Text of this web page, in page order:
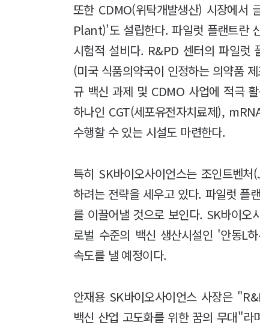
또한 CDMO(위탁개발생산) 시장에서
Plant)'도 설립한다. 파일럿 플랜트란
시험적 설비다. R&PD 센터의 파일럿
(미국 식품의약국이 인정하는 의약품
규 백신 과제 및 CDMO 사업에 적극
하나인 CGT(세포유전자치료제),
수행할 수 있는 시설도 마련한다.
특히 SK바이오사이언스는 조인트벤
하려는 전략을 세우고 있다. 파일럿 플
를 이끌어낼 것으로 보인다. SK바이오
로벌 수준의 백신 생산시설인 '안동L
속도를 낼 예정이다.
안재용 SK바이오사이언스 사장은
백신 산업 고도화를 위한 꿈의 무대"